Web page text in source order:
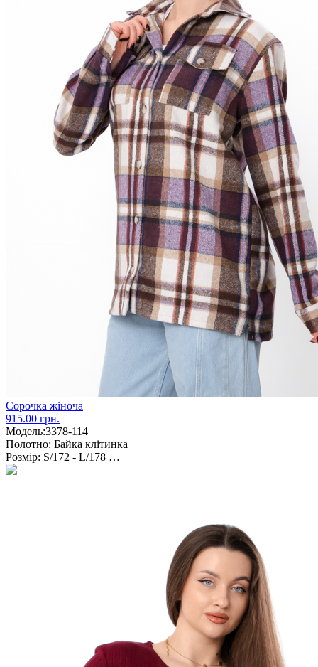
Сорочка жіноча
915.00 грн.
Модель:3378-114
Полотно: Байка клітинка
Розмір: S/172 - L/178 …